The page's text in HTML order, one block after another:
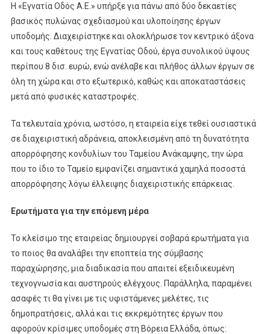
Η «Εγνατία Οδός Α.Ε.» υπήρξε για πάνω από δύο δεκαετίες
βασικός πυλώνας σχεδιασμού και υλοποίησης έργων
υποδομής. Διαχειρίστηκε και ολοκλήρωσε τον κεντρικό άξονα
και τους καθέτους της Εγνατίας Οδού, έργα συνολικού ύψους
περίπου 8 δισ. ευρώ, ενώ ανέλαβε και πλήθος άλλων έργων σε
όλη τη χώρα και στο εξωτερικό, καθώς και αποκαταστάσεις
μετά από φυσικές καταστροφές.
Τα τελευταία χρόνια, ωστόσο, η εταιρεία είχε τεθεί ουσιαστικά
σε διαχειριστική αδράνεια, αποκλεισμένη από τη δυνατότητα
απορρόφησης κονδυλίων του Ταμείου Ανάκαμψης, την ώρα
που το ίδιο το Ταμείο εμφανίζει σημαντικά χαμηλά ποσοστά
απορρόφησης λόγω έλλειψης διαχειριστικής επάρκειας.
Ερωτήματα για την επόμενη μέρα
Το κλείσιμο της εταιρείας δημιουργεί σοβαρά ερωτήματα για
το ποιος θα αναλάβει την εποπτεία της σύμβασης
παραχώρησης, μια διαδικασία που απαιτεί εξειδικευμένη
τεχνογνωσία και αυστηρούς ελέγχους. Παράλληλα, παραμένει
ασαφές τι θα γίνει με τις υφιστάμενες μελέτες, τις
δημοπρατήσεις, αλλά και τις εκκρεμότητες έργων που
αφορούν κρίσιμες υποδομές στη Βόρεια Ελλάδα, όπως: